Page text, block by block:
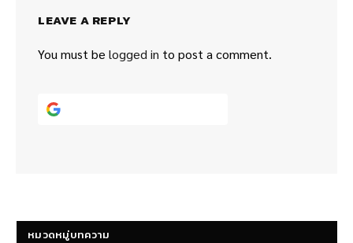
LEAVE A REPLY
You must be logged in to post a comment.
หมวดหมู่บทความ